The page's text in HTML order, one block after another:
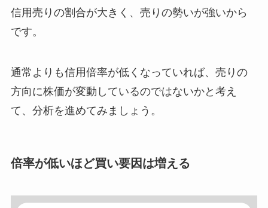
信用売りの割合が大きく、売りの勢いが強いから
です。
通常よりも信用倍率が低くなっていれば、売りの
方向に株価が変動しているのではないかと考え
て、分析を進めてみましょう。
倍率が低いほど買い要因は増える